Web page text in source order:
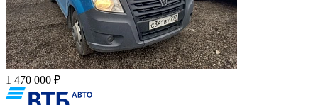
1 470 000 ₽